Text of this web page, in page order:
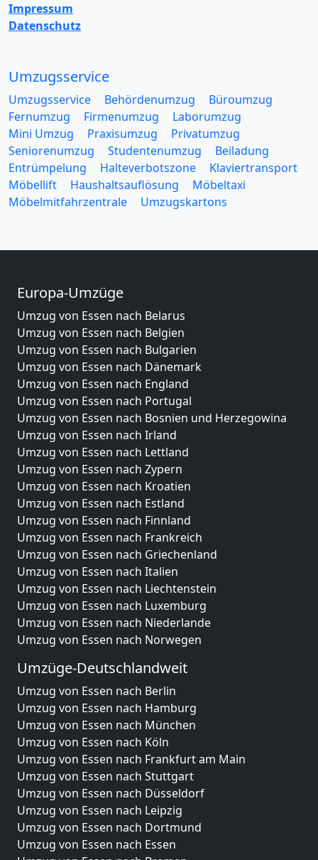
Impressum
Datenschutz
Umzugsservice
Umzugsservice Behördenumzug
Büroumzug
Fernumzug
Firmenumzug
Laborumzug
Mini Umzug
Praxisumzug
Privatumzug
Seniorenumzug
Studentenumzug
Beiladung
Entrümpelung
Halteverbotszone
Klaviertransport
Möbellift
Haushaltsauflösung
Möbeltaxi
Möbelmitfahrzentrale
Umzugskartons
Europa-Umzüge
Umzug von Essen nach Belarus
Umzug von Essen nach Belgien
Umzug von Essen nach Bulgarien
Umzug von Essen nach Dänemark
Umzug von Essen nach England
Umzug von Essen nach Portugal
Umzug von Essen nach Bosnien und Herzegowina
Umzug von Essen nach Irland
Umzug von Essen nach Lettland
Umzug von Essen nach Zypern
Umzug von Essen nach Kroatien
Umzug von Essen nach Estland
Umzug von Essen nach Finnland
Umzug von Essen nach Frankreich
Umzug von Essen nach Griechenland
Umzug von Essen nach Italien
Umzug von Essen nach Liechtenstein
Umzug von Essen nach Luxemburg
Umzug von Essen nach Niederlande
Umzug von Essen nach Norwegen
Umzüge-Deutschlandweit
Umzug von Essen nach Berlin
Umzug von Essen nach Hamburg
Umzug von Essen nach München
Umzug von Essen nach Köln
Umzug von Essen nach Frankfurt am Main
Umzug von Essen nach Stuttgart
Umzug von Essen nach Düsseldorf
Umzug von Essen nach Leipzig
Umzug von Essen nach Dortmund
Umzug von Essen nach Essen